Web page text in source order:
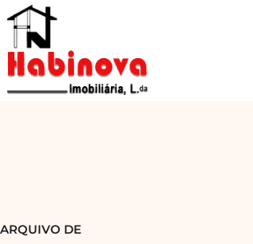
ARQUIVO DE